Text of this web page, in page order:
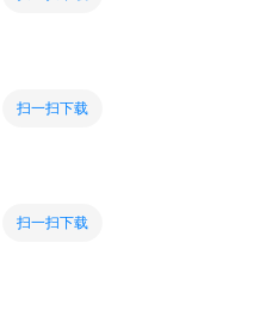
扫一扫下载
扫一扫下载